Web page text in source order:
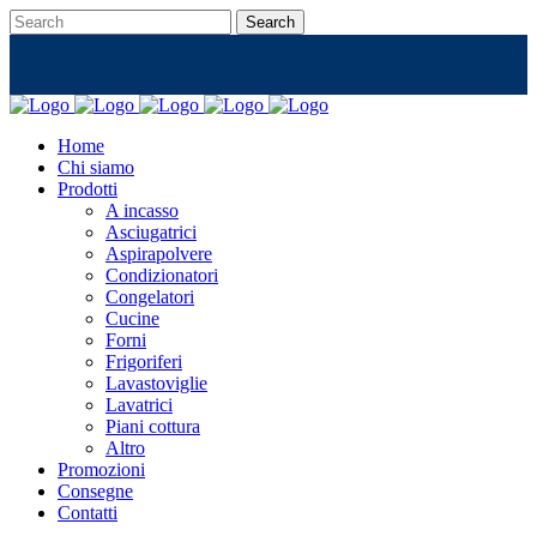
Home
Chi siamo
Prodotti
A incasso
Asciugatrici
Aspirapolvere
Condizionatori
Congelatori
Cucine
Forni
Frigoriferi
Lavastoviglie
Lavatrici
Piani cottura
Altro
Promozioni
Consegne
Contatti